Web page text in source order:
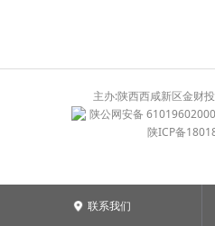
主办:陕西西咸新区金财
陕公网安备
陕ICP备
联系我们